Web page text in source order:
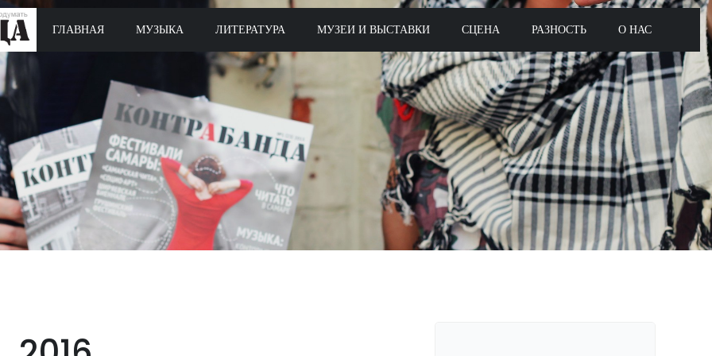
ГЛАВНАЯ МУЗЫКА ЛИТЕРАТУРА МУЗЕИ И ВЫСТАВКИ СЦЕНА РАЗНОСТЬ О НАС